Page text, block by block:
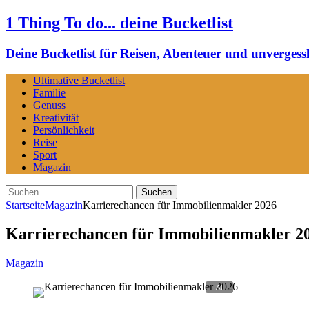
1 Thing To do... deine Bucketlist
Deine Bucketlist für Reisen, Abenteuer und
Ultimative Bucketlist
Familie
Genuss
Kreativität
Persönlichkeit
Reise
Sport
Magazin
Suchen
nach:
StartseiteMagazinKarrierechancen für Immobilienmakler 2026
Karrierechancen für Immobilienmakler
Magazin